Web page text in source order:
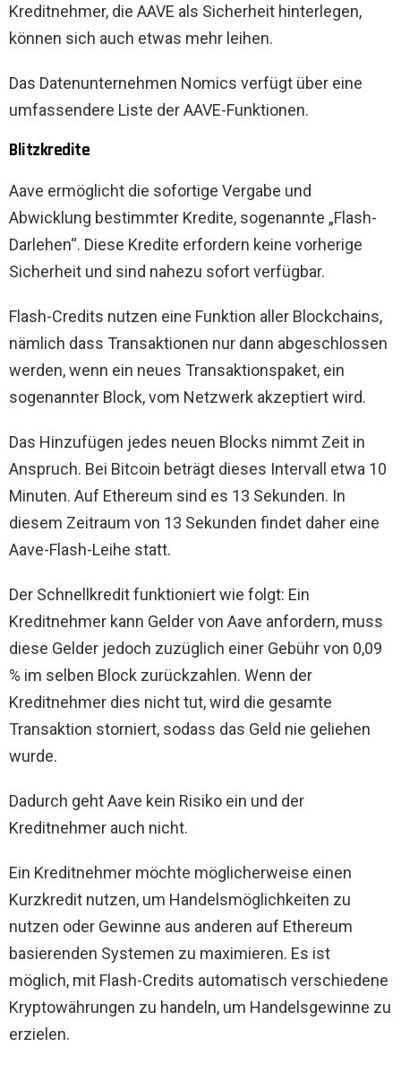
Kreditnehmer, die AAVE als Sicherheit hinterlegen,
können sich auch etwas mehr leihen.
Das Datenunternehmen Nomics verfügt über eine
umfassendere Liste der AAVE-Funktionen.
Blitzkredite
Aave ermöglicht die sofortige Vergabe und
Abwicklung bestimmter Kredite, sogenannte „Flash-
Darlehen“. Diese Kredite erfordern keine vorherige
Sicherheit und sind nahezu sofort verfügbar.
Flash-Credits nutzen eine Funktion aller Blockchains,
nämlich dass Transaktionen nur dann abgeschlossen
werden, wenn ein neues Transaktionspaket, ein
sogenannter Block, vom Netzwerk akzeptiert wird.
Das Hinzufügen jedes neuen Blocks nimmt Zeit in
Anspruch. Bei Bitcoin beträgt dieses Intervall etwa 10
Minuten. Auf Ethereum sind es 13 Sekunden. In
diesem Zeitraum von 13 Sekunden findet daher eine
Aave-Flash-Leihe statt.
Der Schnellkredit funktioniert wie folgt: Ein
Kreditnehmer kann Gelder von Aave anfordern, muss
diese Gelder jedoch zuzüglich einer Gebühr von 0,09
% im selben Block zurückzahlen. Wenn der
Kreditnehmer dies nicht tut, wird die gesamte
Transaktion storniert, sodass das Geld nie geliehen
wurde.
Dadurch geht Aave kein Risiko ein und der
Kreditnehmer auch nicht.
Ein Kreditnehmer möchte möglicherweise einen
Kurzkredit nutzen, um Handelsmöglichkeiten zu
nutzen oder Gewinne aus anderen auf Ethereum
basierenden Systemen zu maximieren. Es ist
möglich, mit Flash-Credits automatisch verschiedene
Kryptowährungen zu handeln, um Handelsgewinne zu
erzielen.